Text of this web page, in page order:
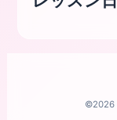
©2026